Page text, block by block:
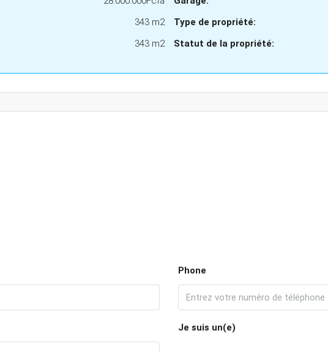
343 m2
343 m2
Type de propriété:
Statut de la propriété:
Phone
Je suis un(e)